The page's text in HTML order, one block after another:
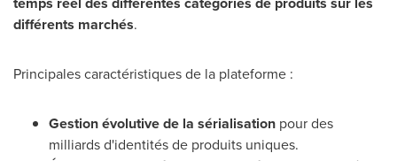
différents marchés.
Principales caractéristiques de la plateforme :
Gestion évolutive de la sérialisation pour des
milliards d'identités de produits uniques.